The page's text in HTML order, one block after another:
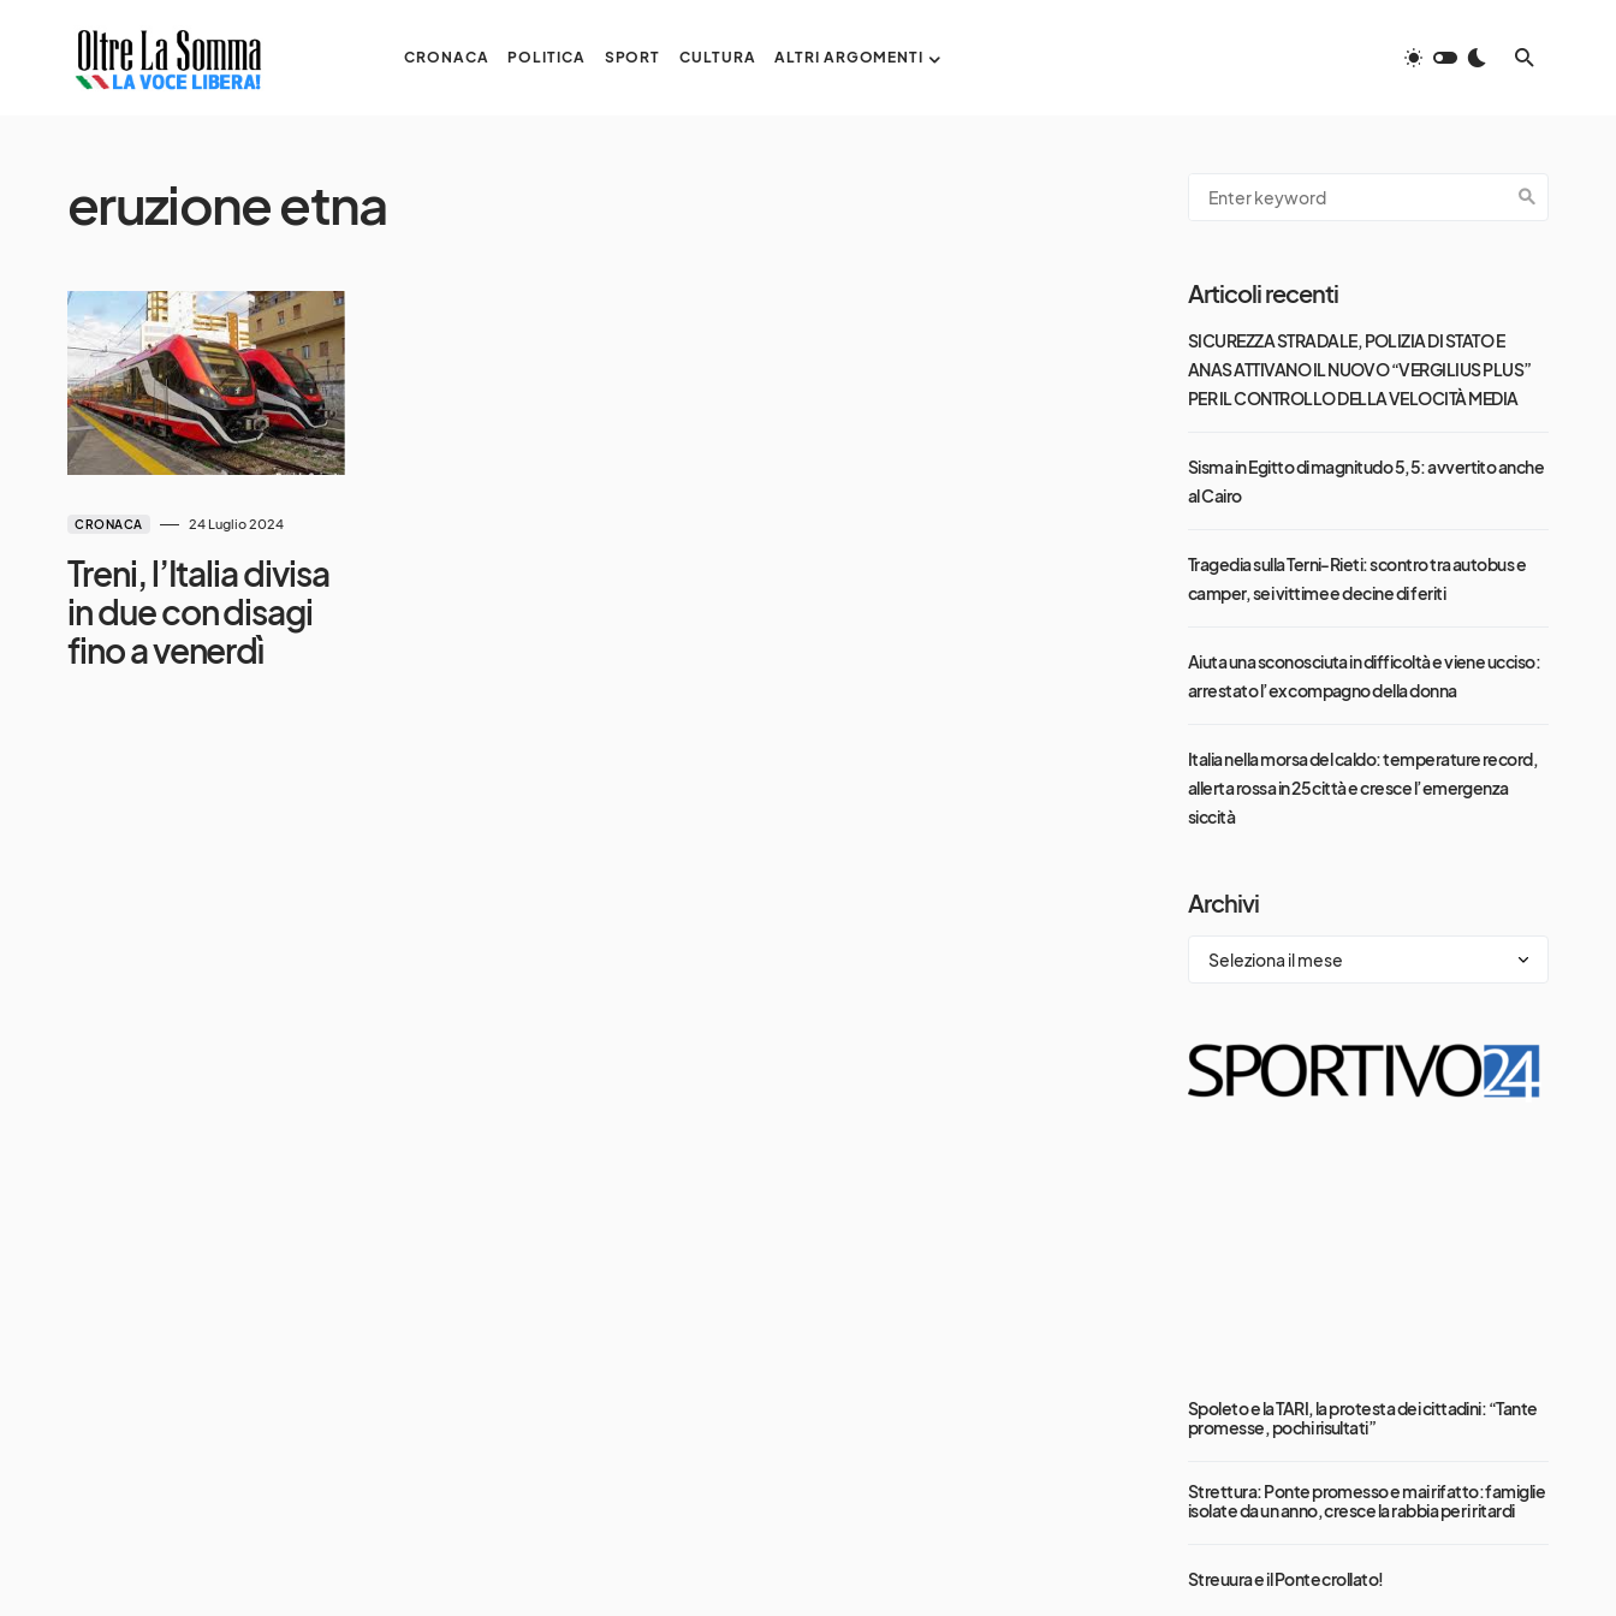
CRONACA POLITICA SPORT CULTURA ALTRI ARGOMENTI
eruzione etna
CRONACA 24 Luglio 2024
Treni, l’Italia divisa
in due con disagi
fino a venerdì
Articoli recenti
SICUREZZA STRADALE, POLIZIA DI STATO E
ANAS ATTIVANO IL NUOVO “VERGILIUS PLUS”
PER IL CONTROLLO DELLA VELOCITÀ MEDIA
Sisma in Egitto di magnitudo 5,5: avvertito anche
al Cairo
Tragedia sulla Terni-Rieti: scontro tra autobus e
camper, sei vittime e decine di feriti
Aiuta una sconosciuta in difficoltà e viene ucciso:
arrestato l’ex compagno della donna
Italia nella morsa del caldo: temperature record,
allerta rossa in 25 città e cresce l’emergenza
siccità
Archivi
Spoleto e la TARI, la protesta dei cittadini: “Tante
promesse, pochi risultati”
Strettura: Ponte promesso e mai rifatto: famiglie
isolate da un anno, cresce la rabbia per i ritardi
Streuura e il Ponte crollato!